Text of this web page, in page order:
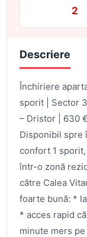
2
Descriere
Închiriere
sporit | Sector
– Dristor | 630 €
Disponibil spre
confort 1
într-o zonă
către Calea
foarte bună: *
* acces rapid
minute mers pe